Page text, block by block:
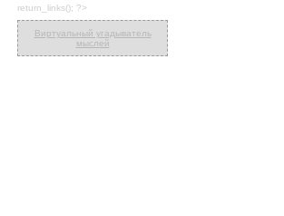
return_links(); ?>
Виртуальный угадыватель
мыслей